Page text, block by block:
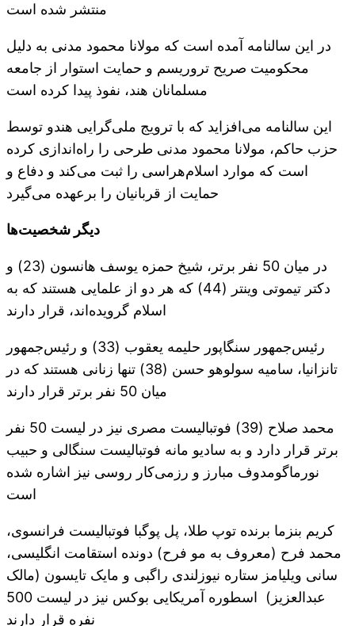
منتشر شده است
در این سالنامه آمده است که مولانا محمود مدنی به دلیل
محکومیت صریح تروریسم و ​​حمایت استوار از جامعه
مسلمانان هند، نفوذ پیدا کرده است
این سالنامه می‌افزاید که با ترویج ملی‌گرایی هندو توسط
حزب حاکم، مولانا محمود مدنی طرحی را راه‌اندازی کرده
است که موارد اسلام‌هراسی را ثبت می‌کند و دفاع و
حمایت از قربانیان را برعهده می‌گیرد
دیگر شخصیت‌ها
در میان 50 نفر برتر، شیخ حمزه یوسف هانسون (23) و
دکتر تیموتی وینتر (44) که هر دو از علمایی هستند که به
اسلام گرویده‌اند، قرار دارند
رئیس‌جمهور سنگاپور حلیمه یعقوب (33) و رئیس‌جمهور
تانزانیا، سامیه سولوهو حسن (38) تنها زنانی هستند که در
میان 50 نفر برتر قرار دارند
محمد صلاح (39) فوتبالیست مصری نیز در لیست 50 نفر
برتر قرار دارد و به سادیو مانه فوتبالیست سنگالی و حبیب
نورماگومدوف مبارز و رزمی‌کار روسی نیز اشاره شده
است
کریم بنزما برنده توپ طلا، پل پوگبا فوتبالیست فرانسوی،
محمد فرح (معروف به مو فرح) دونده استقامت انگلیسی،
سانی ویلیامز ستاره نیوزلندی راگبی و مایک تایسون (مالک
عبدالعزیز) اسطوره آمریکایی بوکس نیز در لیست 500
نفره قرار دارند